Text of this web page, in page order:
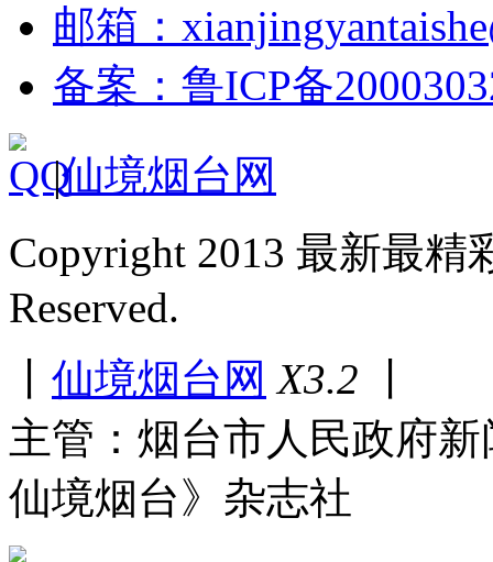
邮箱：
备案：鲁ICP备
|仙境烟台网
Copyright 2013 最新最
Reserved.
仙境烟台网 X3.2
主管：烟台市人民政府
仙境烟台》杂志社